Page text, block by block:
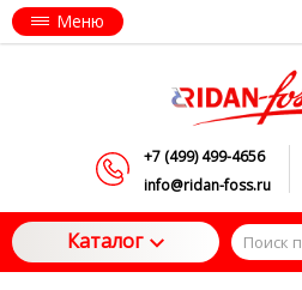
Меню
+7 (499) 499-4656
info@ridan-foss.ru
Каталог